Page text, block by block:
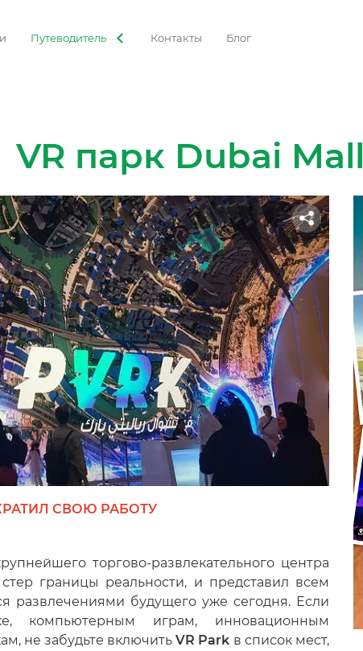
Путеводитель Контакты Блог
VR парк Dubai Mall
СВОЮ РАБОТУ
торгово-развлекательного центра
границы реальности, и представил всем
развлечениями будущего уже сегодня. Если
компьютерным играм, инновационным
не забудьте включитьVR Park в список мест,